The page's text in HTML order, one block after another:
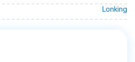
Lonking